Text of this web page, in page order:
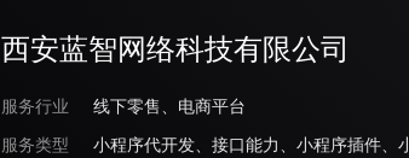
西安蓝智网络科技有限公司
服务行业
线下零售、电商平台
服务类型